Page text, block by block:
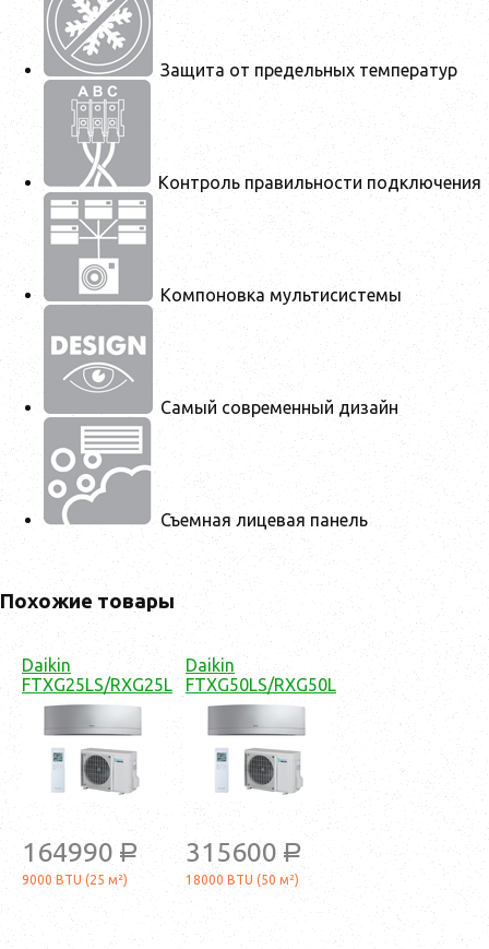
Защита от предельных температур
Контроль правильности подключения
Компоновка мультисистемы
Самый современный дизайн
Съемная лицевая панель
Похожие товары
Daikin
FTXG25LS/RXG25L
164990 a
9000 BTU (25 м²)
Daikin
FTXG50LS/RXG50L
315600 a
18000 BTU (50 м²)